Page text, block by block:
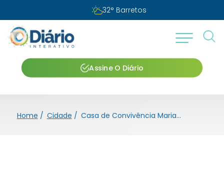
Domingo, 09 de agosto de 2026
Assine O Diário
Home / Cidade / Casa de Convivência Mariano Dias enfrenta dificuldades e atende idosos em Barretos